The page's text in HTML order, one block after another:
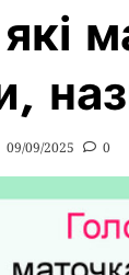
09/09/2025 0